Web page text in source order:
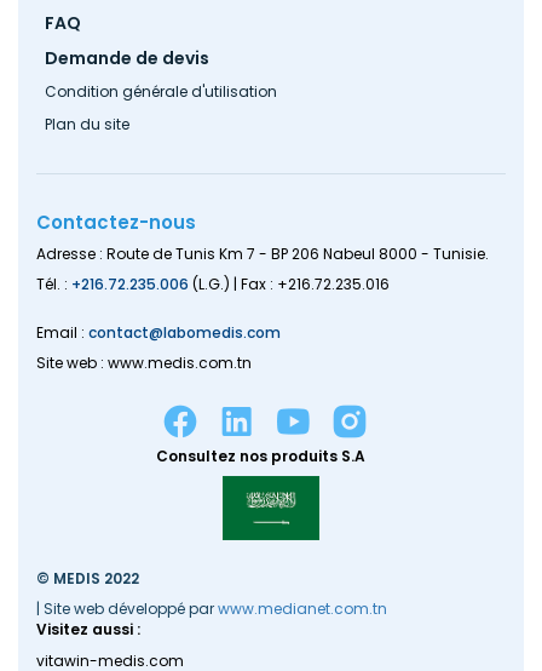
FAQ
Demande de devis
Condition générale d'utilisation
Plan du site
Contactez-nous
Adresse : Route de Tunis Km 7 - BP 206 Nabeul 8000 - Tunisie.
Tél. : +216.72.235.006 (L.G.) | Fax : +216.72.235.016
Email : contact@labomedis.com
Site web : www.medis.com.tn
Consultez nos produits S.A
© MEDIS 2022
| Site web développé parwww.medianet.com.tn
Visitez aussi :
vitawin-medis.com